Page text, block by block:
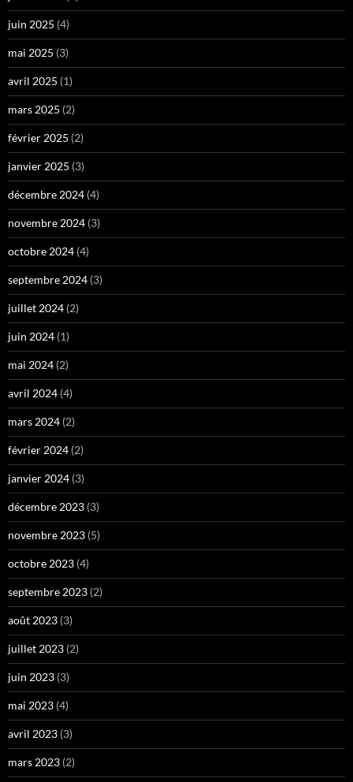
juin 2025 (4)
mai 2025 (3)
avril 2025 (1)
mars 2025 (2)
février 2025 (2)
janvier 2025 (3)
décembre 2024 (4)
novembre 2024 (3)
octobre 2024 (4)
septembre 2024 (3)
juillet 2024 (2)
juin 2024 (1)
mai 2024 (2)
avril 2024 (4)
mars 2024 (2)
février 2024 (2)
janvier 2024 (3)
décembre 2023 (3)
novembre 2023 (5)
octobre 2023 (4)
septembre 2023 (2)
août 2023 (3)
juillet 2023 (2)
juin 2023 (3)
mai 2023 (4)
avril 2023 (3)
mars 2023 (2)